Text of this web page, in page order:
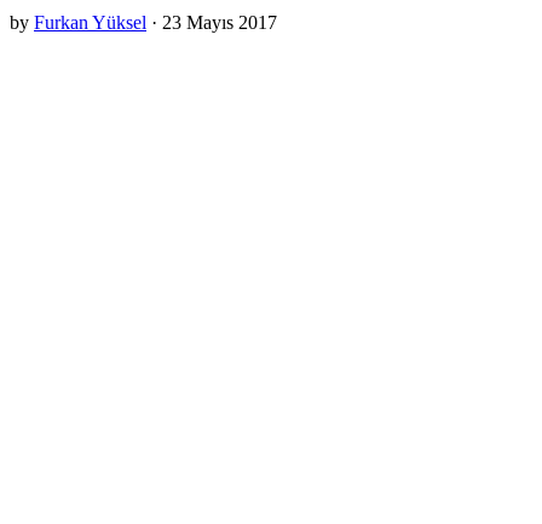
by Furkan Yüksel · 23 Mayıs 2017